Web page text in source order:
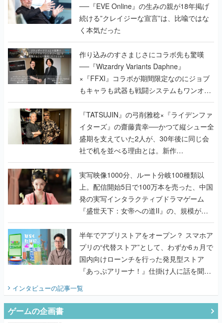
──『EVE Online』の生みの親が18年掲げ
続ける”クレイジーな宣言”は、比喩ではな
く本気だった
作り込みのすさまじさにコラボ先も驚嘆
──『Wizardry Variants Daphne』
×『FFXI』コラボが期間限定なのにジョブ
もキャラも武器も戦闘システムもワンオフ
で作り込まれた理由を両ディレクターに聞
く
『TATSUJIN』の弓削雅稔×『ライデンファ
イターズ』の齋藤貴幸──かつて縦シュー全
盛期を支えていた2人が、30年後に同じ会
社で机を並べる理由とは。新作
『TATSUJIN EXTREME』で初タッグを組
んだレジェンド2人に訊く開発秘話
実写映像1000分、ルート分岐100種類以
上。配信開始5日で100万本を売った、中国
発の実写インタラクティブドラマゲーム
『盛世天下：女帝への道II』の、規模が違
うこだわりをプロデューサーに聞いた
半年でアプリストアをオープン？ スマホア
プリの“代替ストア”として、わずか6ヵ月で
国内向けローンチを行った発見型ストア
『あっぷアリーナ！』仕掛け人に話を聞い
インタビューの記事一覧
ゲームの企画書